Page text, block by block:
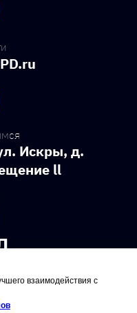
Искры, д.
ll
взаимодействия с